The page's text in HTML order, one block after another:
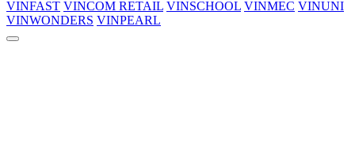
VINFAST VINCOM RETAIL VINSCHOOL VINMEC VINUNI
VINWONDERS VINPEARL